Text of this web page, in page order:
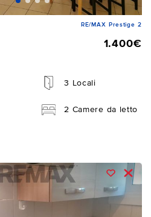
RE/MAX Prestige 2
1.400€
3 Locali
2 Camere da letto